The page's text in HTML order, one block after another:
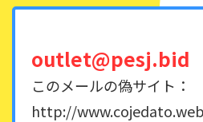
outlet@pesj.bid
このメールの偽サイト：
http://